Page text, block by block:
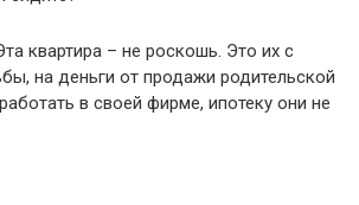
квартира – не роскошь. Это их с
на деньги от продажи родительской
в своей фирме, ипотеку они не